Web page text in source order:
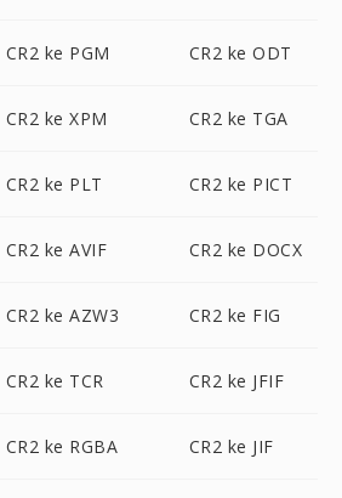
CR2 ke PGM CR2 ke ODT
CR2 ke XPM CR2 ke TGA
CR2 ke PLT CR2 ke PICT
CR2 ke AVIF CR2 ke DOCX
CR2 ke AZW3 CR2 ke FIG
CR2 ke TCR CR2 ke JFIF
CR2 ke RGBA CR2 ke JIF